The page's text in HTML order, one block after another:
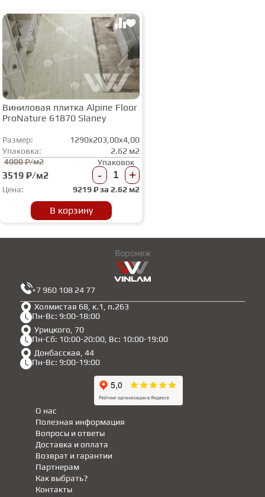
Виниловая плитка Alpine Floor
ProNature 61870 Slaney
Размер:
1290x203,00x4,00
Упаковка:
2.62 м2
4000 ₽/м2
3519 ₽/м2
Упаковок
- +
Цена: 9219₽ за 2.62 м2
В корзину
Воронеж
Холмистая 68, к.1, п.263
Пн-Вс: 9:00-18:00
Урицкого, 70
Пн-Сб: 10:00-20:00, Вс: 10:00-19:00
Донбасская, 44
Пн-Вс: 9:00-19:00
+7 960 108 24 77
Полезная информация
Партнерам
Вопросы и ответы
Доставка и оплата
Возврат и гарантии
Как выбрать?
О нас
Контакты